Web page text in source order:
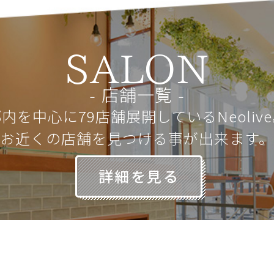
SALON
店舗一覧
を中心に79店舗展開している
お近くの店舗を見つける事が出来ます。
詳細を見る